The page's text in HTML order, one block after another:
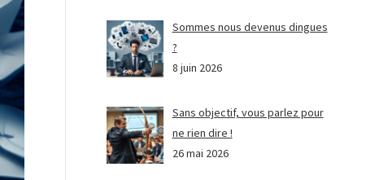
Sommes nous devenus dingues
?
8 juin 2026
Sans objectif, vous parlez pour
ne rien dire !
26 mai 2026